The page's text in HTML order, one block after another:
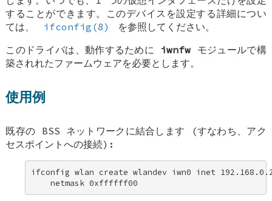
することができます。このデバイスを設定する詳細につい
ては、
ifconfig(8)
を参照してください。
このドライバは、動作するために iwnfw モジュールで構
築されれたファームウェアを必要とします。
使用例
既存の BSS ネットワークに結合します (すなわち、アク
セスポイントへの接続):
ifconfig wlan create wlandev iwn0 inet
    netmask 0xffffff00